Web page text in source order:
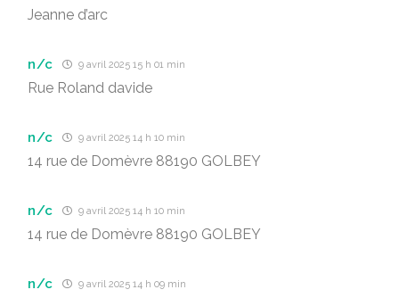
Jeanne d’arc
n/c 9 avril 2025 15 h 01 min
Rue Roland davide
n/c 9 avril 2025 14 h 10 min
14 rue de Domèvre 88190 GOLBEY
n/c 9 avril 2025 14 h 10 min
14 rue de Domèvre 88190 GOLBEY
n/c 9 avril 2025 14 h 09 min